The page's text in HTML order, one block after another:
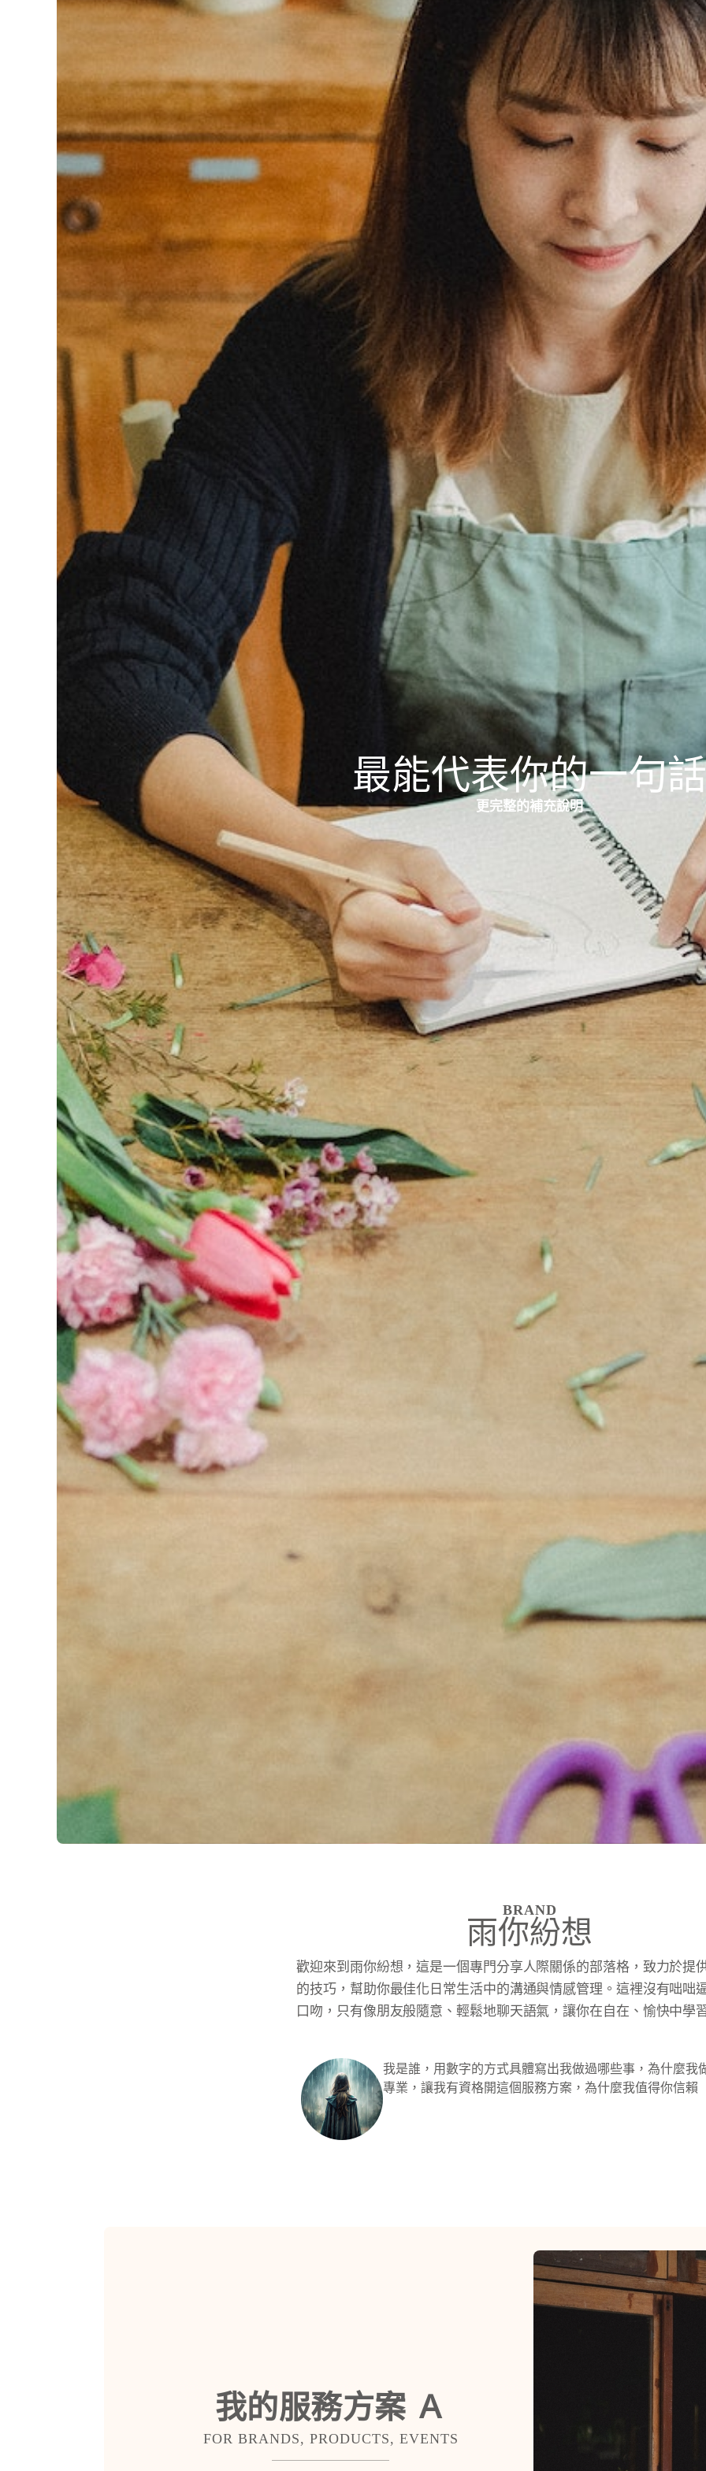
最能代表你的一句話
更完整的補充說明
BRAND
雨你紛想
歡迎來到雨你紛想，這是一個專門分享人際關係的部落格，致力於提
的技巧，幫助你最佳化日常生活中的溝通與情感管理。這裡沒有咄咄
口吻，只有像朋友般隨意、輕鬆地聊天語氣，讓你在自在、愉快中學
我是誰，用數字的方式具體寫出我做過哪些事，為什麼我
專業，讓我有資格開這個服務方案，為什麼我值得你信賴
我的服務方案 Ａ
FOR BRANDS, PRODUCTS, EVENTS